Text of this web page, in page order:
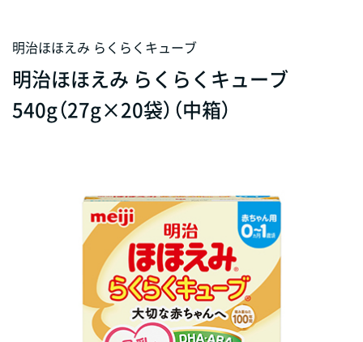
明治ほほえみ らくらくキューブ
明治ほほえみ らくらくキューブ
540g（27g×20袋）（中箱）